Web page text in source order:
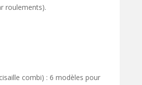
roulements).
combi) : 6 modèles pour